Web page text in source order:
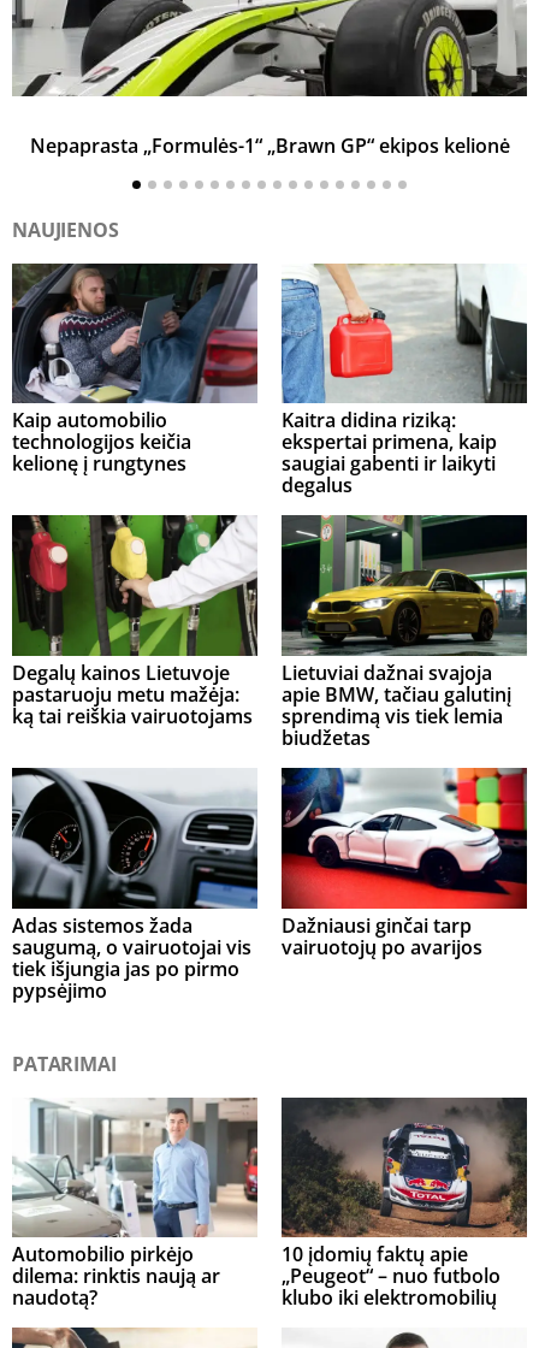
Nepaprasta „Formulės-1“ „Brawn GP“ ekipos kelionė
NAUJIENOS
Kaip automobilio
technologijos keičia
kelionę į rungtynes
Kaitra didina riziką:
ekspertai primena, kaip
saugiai gabenti ir laikyti
degalus
Degalų kainos Lietuvoje
pastaruoju metu mažėja:
ką tai reiškia vairuotojams
Lietuviai dažnai svajoja
apie BMW, tačiau galutinį
sprendimą vis tiek lemia
biudžetas
Adas sistemos žada
saugumą, o vairuotojai vis
tiek išjungia jas po pirmo
pypsėjimo
Dažniausi ginčai tarp
vairuotojų po avarijos
PATARIMAI
Automobilio pirkėjo
dilema: rinktis naują ar
naudotą?
10 įdomių faktų apie
„Peugeot“ – nuo futbolo
klubo iki elektromobilių